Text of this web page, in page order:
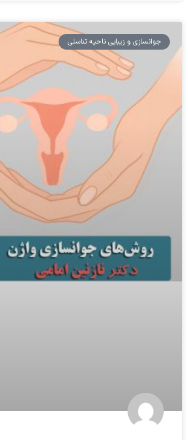
جوانسازی و زیبایی ناحیه تناسلی